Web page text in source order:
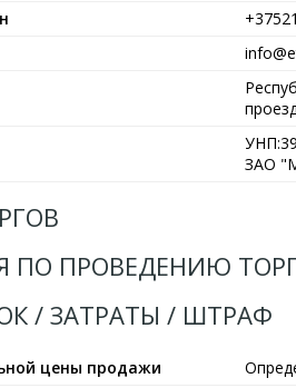
ЗАО
ПО ПРОВЕДЕНИЮ
/ ЗАТРАТЫ / ШТРАФ
цены продажи